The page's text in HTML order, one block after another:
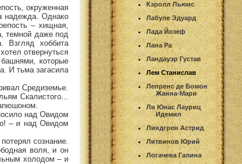
окруженная
надежда. Однако
– хищная,
темной даже под
Взгляд хоббита
отвернуться
которые
И тьма загасила
Средиземье.
Скалистого...
над Овидом
– и над Овидом
сознание.
воля, и он
холодом – и
Кэролл Льюис
Лабуле Эдуард
Лада Йозеф
Лана Ра
Ландауэр Густав
Лем Станислав
Лепренс де Бомон
Жанна-Мари
Ли Юнас Лауриц
Идемил
Линдгрен Астрид
Литвинов Юрий
Логачева Галина